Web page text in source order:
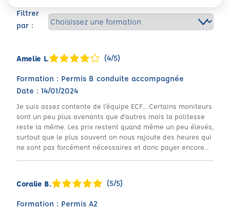
Filtrer
par :
Amelie L. (4/5)
Formation : Permis B conduite accompagnée
Date : 14/01/2024
Je suis assez contente de l’équipe ECF… Certains moniteurs
sont un peu plus avenants que d’autres mais la politesse
reste la même. Les prix restent quand même un peu élevés,
surtout que le plus souvent on nous rajoute des heures qui
ne sont pas forcément nécessaires et donc payer encore…
Coralie B. (5/5)
Formation : Permis A2